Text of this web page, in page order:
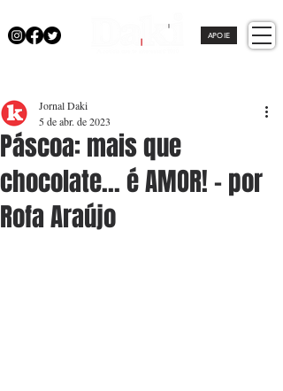
APOIE
Páscoa: mais que
chocolate... é AMOR! - por
Rofa Araújo
Jornal Daki
5 de abr. de 2023